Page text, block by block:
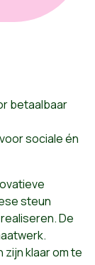
betaalbaar
sociale én
steun
De
klaar om te